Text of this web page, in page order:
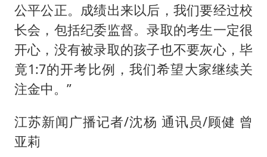
公平公正。成绩出来以后，我们要经过校
长会，包括纪委监督。录取的考生一定很
开心，没有被录取的孩子也不要灰心，毕
竟1:7的开考比例，我们希望大家继续关
注金中。”
江苏新闻广播记者/沈杨 通讯员/顾健 曾
亚莉